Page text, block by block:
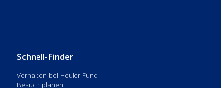
Schnell-Finder
Verhalten bei Heuler-Fund
Besuch planen